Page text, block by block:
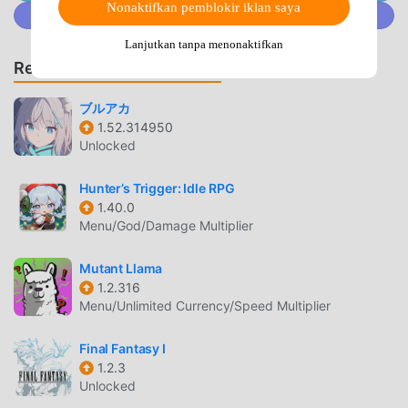
unleash strategy.A one-of-a-kind fusion of BL and RPG
combat.※ This game includes optional in-app purchases.
ZEROWAKEGATES PENGANTAR
ZerowakeGATES Sebagai game rpg yang sangat populer
baru-baru ini, game ini mendapatkan banyak penggemar di
seluruh dunia yang menyukai game rpg .Jika Anda ingin
apk gratis terbesar di dunia -- moddroid adalah pilihan
terbaik Anda. moddroid tidak hanya memberi Anda versi
terbaru dariZerowakeGATES1.13.0gratis, tetapi juga
menyediakan Menu/God Mode/Damage Multiplier mod
gratis, membantu Anda menyimpan tugas mekanis yang
berulang dalam gim, sehingga Anda dapat fokus menikmati
menjanjikan bahwa apapunZerowakeGATESmod tidak akan
membebankan biaya apa pun kepada pemain, dan 100%
aman, tersedia, dan gratis untuk dipasang. Cukup unduh
Gabung @MODDROID.CO di komunitas Discord
Rekomendasi Game & App
ブルアカ
1.52.314950
Unlocked
Hunter’s Trigger: Idle RPG
1.40.0
Menu/God/Damage Multiplier
Mutant Llama
1.2.316
Menu/Unlimited Currency/Speed Multiplier
Final Fantasy I
1.2.3
Unlocked
Nonaktifkan pemblokir iklan saya
Lanjutkan tanpa menonaktifkan